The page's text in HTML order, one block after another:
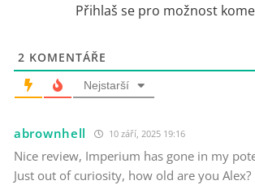
Přihlaš se pro možnost
2 KOMENTÁŘE
Nejstarší
abrownhell 10 září, 2025 19:16
Nice review, Imperium has gone in my
Just out of curiosity, how old are you Alex?